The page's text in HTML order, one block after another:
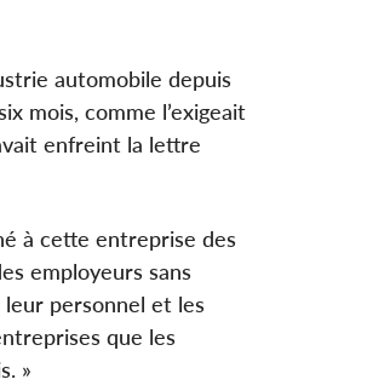
automobile depuis
mois, comme l’exigeait
enfreint la lettre
à cette entreprise des
employeurs sans
personnel et les
que les
»